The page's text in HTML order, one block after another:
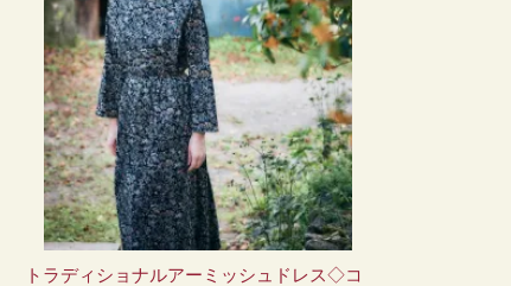
トラディショナルアーミッシュドレス◇コ